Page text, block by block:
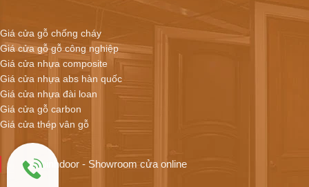
Giá cửa gỗ chống cháy
Giá cửa gỗ gỗ công nghiệp
Giá cửa nhựa composite
Giá cửa nhựa abs hàn quốc
Giá cửa nhựa đài loan
Giá cửa gỗ carbon
Giá cửa thép vân gỗ
Hoabinhdoor - Showroom cửa online